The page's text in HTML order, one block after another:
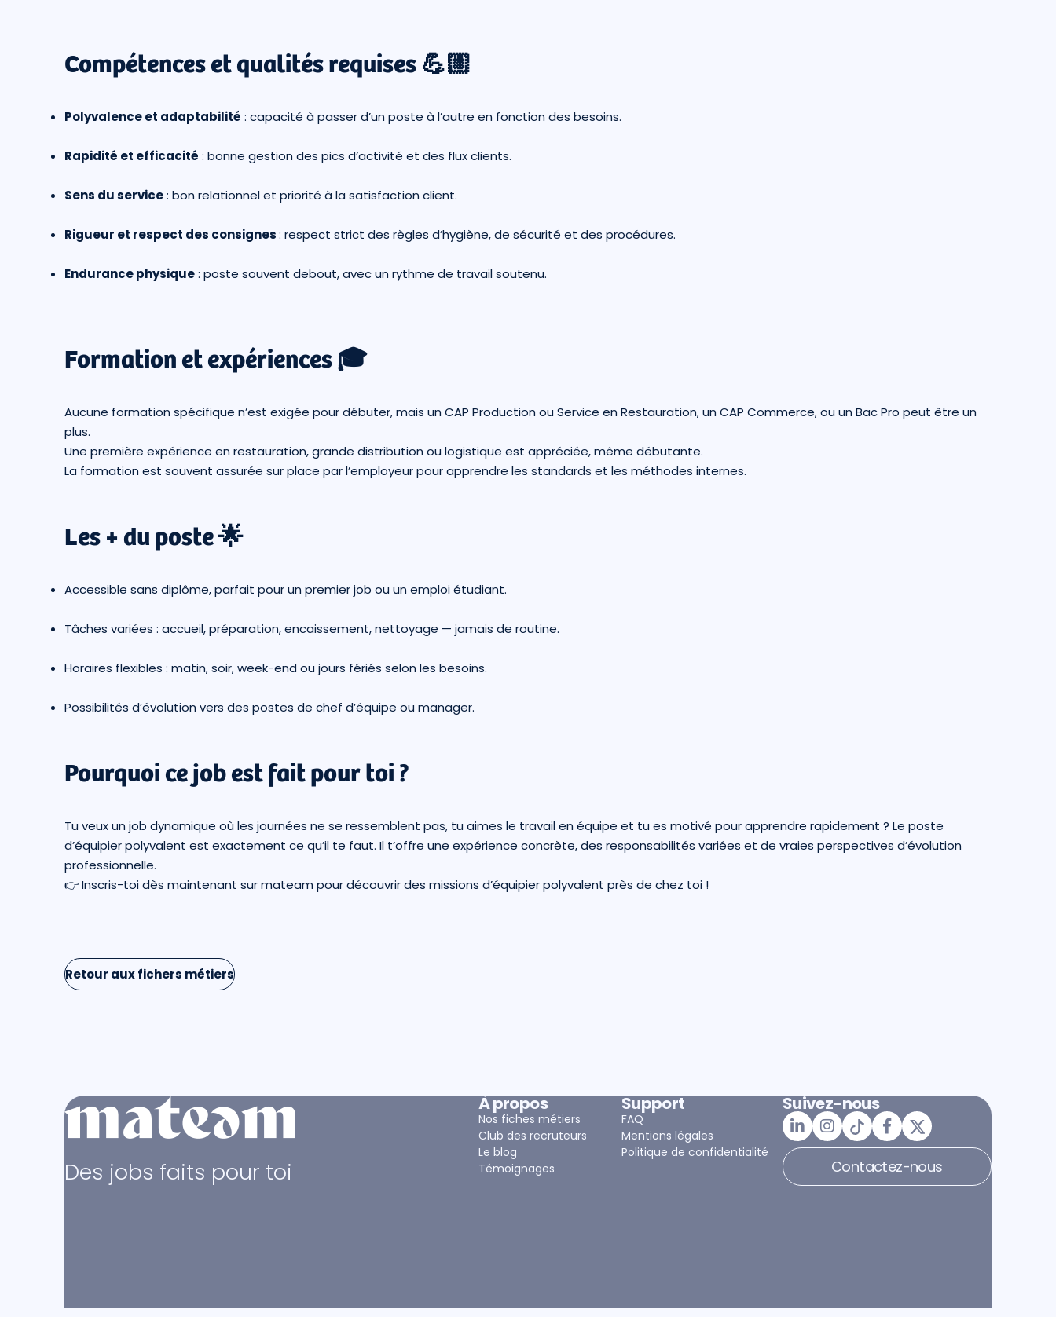
Compétences et qualités requises 💪🏼
Polyvalence et adaptabilité : capacité à passer d’un poste à l’autre en fonction des besoins.
Rapidité et efficacité : bonne gestion des pics d’activité et des flux clients.
Sens du service: bon relationnel et priorité à la satisfaction client.
Rigueur et respect des consignes: respect strict des règles d’hygiène, de sécurité et des procédures.
Endurance physique: poste souvent debout, avec un rythme de travail soutenu.
Formation et expériences 🎓
Aucune formation spécifique n’est exigée pour débuter, mais un CAP Production ou Service en Restauration, un CAP Commerce, ou un Bac Pro peut être un
plus.
Une première expérience en restauration, grande distribution ou logistique est appréciée, même débutante.
La formation est souvent assurée sur place par l’employeur pour apprendre les standards et les méthodes internes.
Les + du poste 🌟
Accessible sans diplôme, parfait pour un premier job ou un emploi étudiant.
Tâches variées : accueil, préparation, encaissement, nettoyage — jamais de routine.
Horaires flexibles : matin, soir, week-end ou jours fériés selon les besoins.
Possibilités d’évolution vers des postes de chef d’équipe ou manager.
Pourquoi ce job est fait pour toi ?
Tu veux un job dynamique où les journées ne se ressemblent pas, tu aimes le travail en équipe et tu es motivé pour apprendre rapidement ? Le poste
d’équipier polyvalent est exactement ce qu’il te faut. Il t’offre une expérience concrète, des responsabilités variées et de vraies perspectives d’évolution
professionnelle.
👉 Inscris-toi dès maintenant surmateampour découvrir des missions d’équipier polyvalent près de chez toi !
Retour aux fichers métiers
Des jobs faits pour toi
À propos
Nos fiches métiers
Club des recruteurs
Le blog
Témoignages
Support
FAQ
Mentions légales
Politique de confidentialité
Suivez-nous
Contactez-nous